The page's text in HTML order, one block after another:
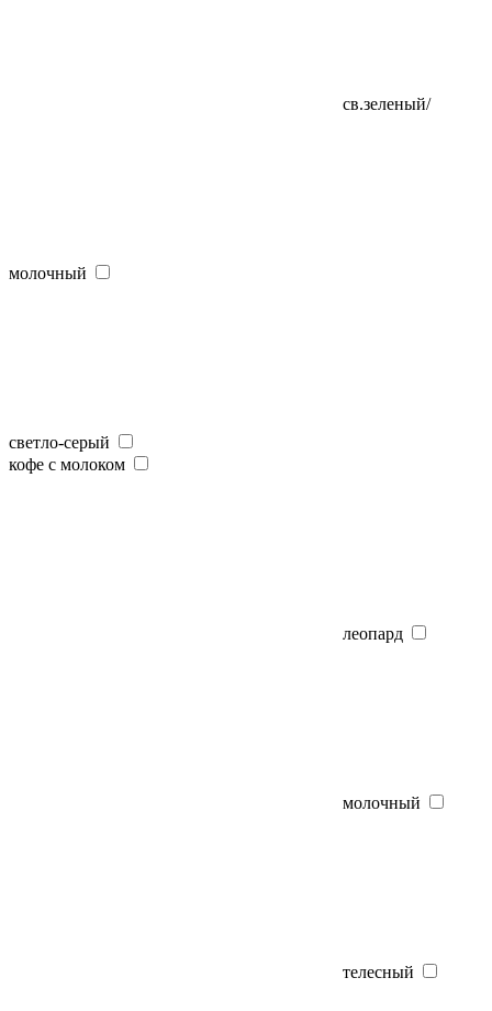
св.зеленый/
молочный
светло-серый
кофе с молоком
леопард
молочный
телесный